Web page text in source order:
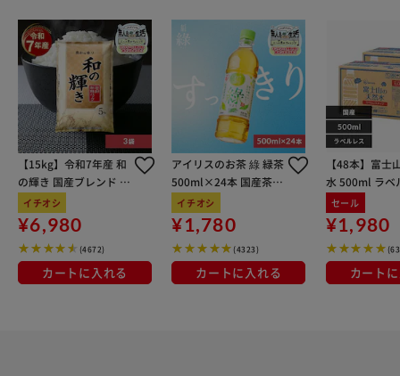
【15kg】令和7年産 和
の輝き 国産ブレンド 5
kg×3袋
イチオシ
¥6,980
(4672)
カートに入れる
アイリスのお茶 綠 緑茶
500ml×24本 国産茶葉
100％使用
イチオシ
¥1,780
(4323)
カートに入れる
【48本】富士
水 500ml ラベ
セール
¥1,980
カート